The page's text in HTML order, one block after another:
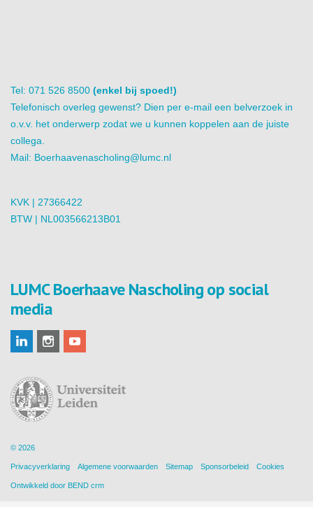
Tel: 071 526 8500 (enkel bij spoed!)
Telefonisch overleg gewenst? Dien per e-mail een belverzoek in
o.v.v. het onderwerp zodat we u kunnen koppelen aan de juiste
collega.
Mail: Boerhaavenascholing@lumc.nl
KVK | 27366422
BTW | NL003566213B01
LUMC Boerhaave Nascholing op social
media
© 2026
Privacyverklaring Algemene voorwaarden Sitemap Sponsorbeleid Cookies
Ontwikkeld door BEND crm